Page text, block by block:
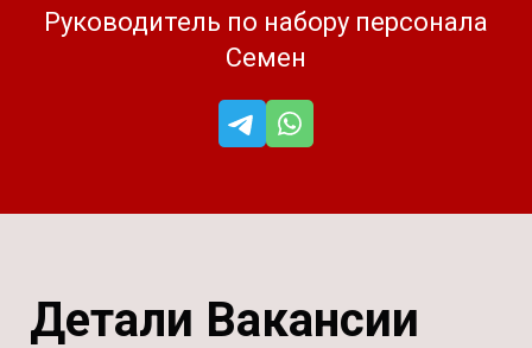
Руководитель по набору персонала
Семен
Детали Вакансии